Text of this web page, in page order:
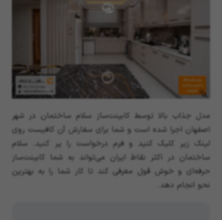
مدل جذاب بالا توسط کابینت‌ساز سلام ساختمان در شهر
اصفهان اجرا شده است و شما برای سفارش آن کافیست روی
لینک زیر کلیک کنید و فرم درخواست را پر کنید. سلام
ساختمان در اکثر نقاط ایران می‌تواند به شما کابینت‌ساز
حرفه‌ای و خوش قول معرفی کند تا کار شما را به بهترین
نحو انجام دهد.